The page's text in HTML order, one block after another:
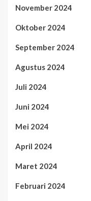
November 2024
Oktober 2024
September 2024
Agustus 2024
Juli 2024
Juni 2024
Mei 2024
April 2024
Maret 2024
Februari 2024